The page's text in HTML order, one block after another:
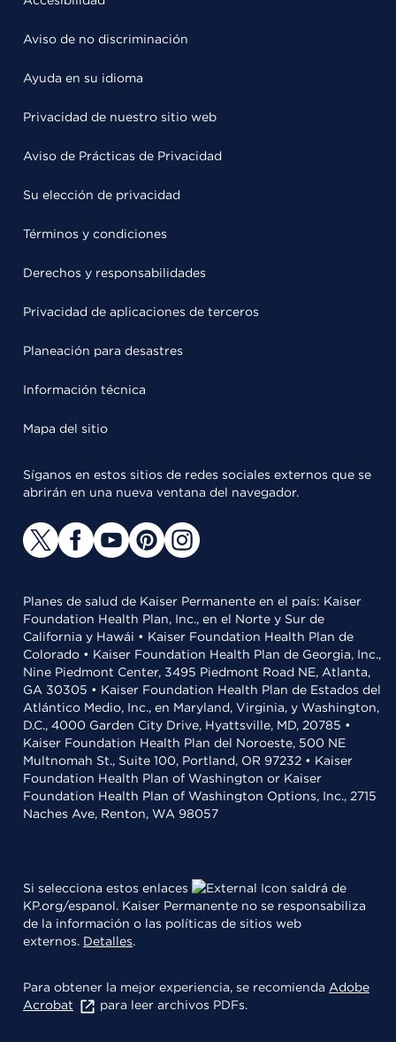
Aviso de no discriminación
Ayuda en su idioma
Privacidad de nuestro sitio web
Aviso de Prácticas de Privacidad
Su elección de privacidad
Términos y condiciones
Derechos y responsabilidades
Privacidad de aplicaciones de terceros
Planeación para desastres
Información técnica
Mapa del sitio
Síganos en estos sitios de redes sociales externos que se
abrirán en una nueva ventana del navegador.
Planes de salud de Kaiser Permanente en el país: Kaiser
Foundation Health Plan, Inc., en el Norte y Sur de
California y Hawái • Kaiser Foundation Health Plan de
Colorado • Kaiser Foundation Health Plan de Georgia, Inc.,
Nine Piedmont Center, 3495 Piedmont Road NE, Atlanta,
GA 30305 • Kaiser Foundation Health Plan de Estados del
Atlántico Medio, Inc., en Maryland, Virginia, y Washington,
D.C., 4000 Garden City Drive, Hyattsville, MD, 20785 •
Kaiser Foundation Health Plan del Noroeste, 500 NE
Multnomah St., Suite 100, Portland, OR 97232 • Kaiser
Foundation Health Plan of Washington or Kaiser
Foundation Health Plan of Washington Options, Inc., 2715
Naches Ave, Renton, WA 98057
Si selecciona estos enlaces
saldrá de
KP.org/espanol. Kaiser Permanente no se responsabiliza
de la información o las políticas de sitios web
externos. Detalles.
Para obtener la mejor experiencia, se recomienda Adobe
Acrobat
para leer archivos PDFs.